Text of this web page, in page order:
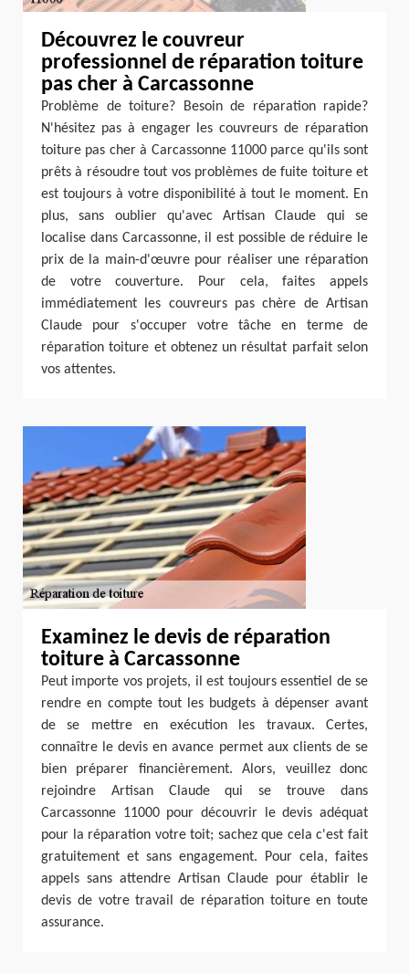
Découvrez le couvreur
professionnel de réparation toiture
pas cher à Carcassonne
Problème de toiture? Besoin de réparation rapide?
N'hésitez pas à engager les couvreurs de réparation
toiture pas cher à Carcassonne 11000 parce qu'ils sont
prêts à résoudre tout vos problèmes de fuite toiture et
est toujours à votre disponibilité à tout le moment. En
plus, sans oublier qu'avec Artisan Claude qui se
localise dans Carcassonne, il est possible de réduire le
prix de la main-d'œuvre pour réaliser une réparation
de votre couverture. Pour cela, faites appels
immédiatement les couvreurs pas chère de Artisan
Claude pour s'occuper votre tâche en terme de
réparation toiture et obtenez un résultat parfait selon
vos attentes.
Examinez le devis de réparation
toiture à Carcassonne
Peut importe vos projets, il est toujours essentiel de se
rendre en compte tout les budgets à dépenser avant
de se mettre en exécution les travaux. Certes,
connaître le devis en avance permet aux clients de se
bien préparer financièrement. Alors, veuillez donc
rejoindre Artisan Claude qui se trouve dans
Carcassonne 11000 pour découvrir le devis adéquat
pour la réparation votre toit; sachez que cela c'est fait
gratuitement et sans engagement. Pour cela, faites
appels sans attendre Artisan Claude pour établir le
devis de votre travail de réparation toiture en toute
assurance.